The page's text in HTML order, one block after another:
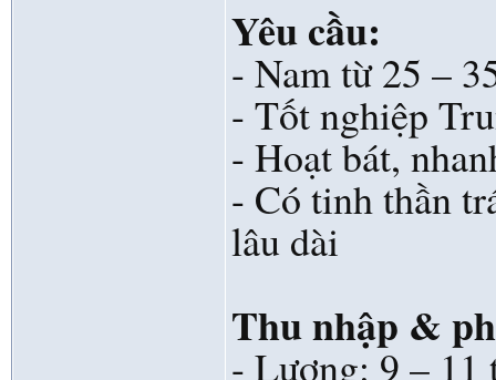
Yêu cầu:
- Nam từ 25 –
- Tốt nghiệp
- Hoạt bát,
- Có tinh thần
lâu dài
Thu nhập &
- Lương: 9 – 11